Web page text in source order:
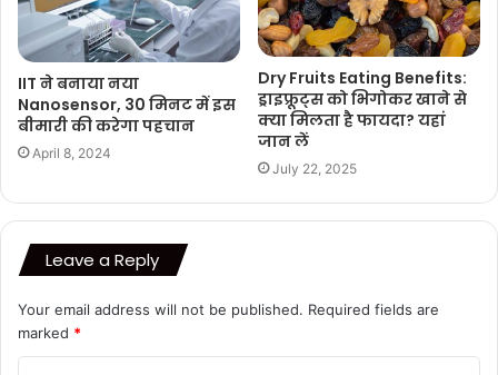
IIT ने बनाया नया
Nanosensor, 30 मिनट में इस
बीमारी की करेगा पहचान
April 8, 2024
Dry Fruits Eating Benefits:
ड्राइफ्रूट्स को भिगोकर खाने से
क्या मिलता है फायदा? यहां
जान लें
July 22, 2025
Leave a Reply
Your email address will not be published. Required fields are
marked *